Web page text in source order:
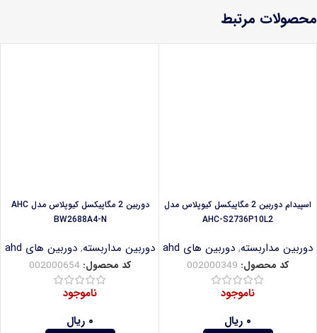
محصولات مرتبط
اسپیدام دوربین 2 مگاپیکسل کیوپلاس مدل
AHC-S2736P10L2
دوربین مداربسته, دوربین های ahd
کد محصول: 002000349
ناموجود
۰ ریال
دوربین 2 مگاپیکسل کیوپلاس مدل AHC
BW2688A4-N
دوربین مداربسته, دوربین های ahd
کد محصول: 002000654
ناموجود
۰ ریال